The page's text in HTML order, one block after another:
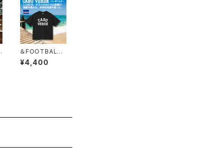
＆FOOTBALL
CABO VERD
E BOX TEE ブ
¥4,400